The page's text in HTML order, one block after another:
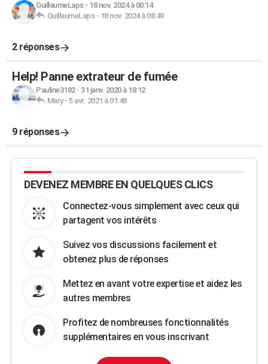
GuillaumeLaps- 18 nov. 2024 à 00:14
GuillaumeLaps- 18 nov. 2024 à 08:49
2 réponses
Help! Panne extrateur de fumée
Pauline3182- 31 janv. 2020 à 18:12
Mary- 5 avr. 2021 à 01:48
9 réponses
DEVENEZ MEMBRE EN QUELQUES CLICS
Connectez-vous simplement avec ceux qui
partagent vos intérêts
Suivez vos discussions facilement et
obtenez plus de réponses
Mettez en avant votre expertise et aidez les
autres membres
Profitez de nombreuses fonctionnalités
supplémentaires en vous inscrivant